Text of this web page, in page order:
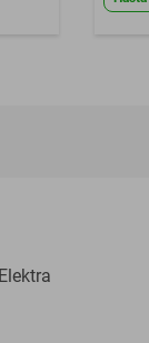
Elektra